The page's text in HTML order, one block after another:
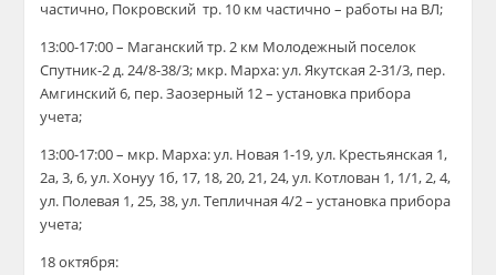
частично, Покровский тр. 10 км частично – работы на ВЛ;
13:00-17:00 – Маганскийтр.2 км Молодежный поселок
Спутник-2д.24/8-38/3; мкр. Марха:ул. Якутская 2-31/3, пер.
Амгинский 6, пер. Заозерный 12 –установка прибора
учета;
13:00-17:00 – мкр. Марха:ул. Новая 1-19, ул. Крестьянская 1,
2а, 3, 6, ул. Хонуу 1б, 17, 18, 20, 21, 24, ул. Котлован 1, 1/1, 2, 4,
ул. Полевая 1, 25, 38, ул. Тепличная 4/2 –установка прибора
учета;
18 октября: